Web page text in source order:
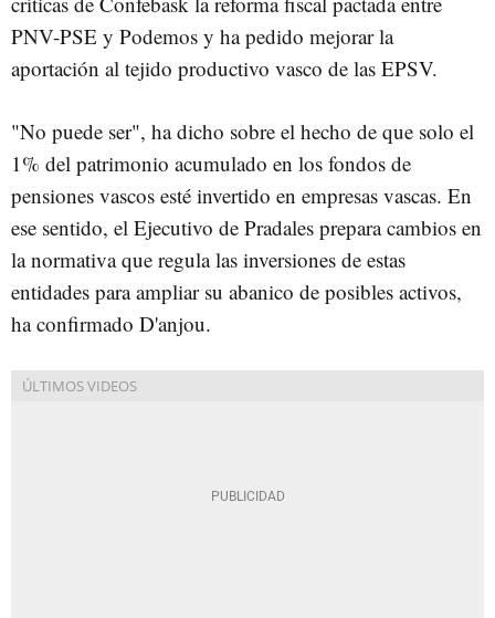
PNV-PSE y Podemos y ha pedido mejorar la
aportación al tejido productivo vasco de las EPSV.
"No puede ser", ha dicho sobre el hecho de que solo el
1% del patrimonio acumulado en los fondos de
pensiones vascos esté invertido en empresas vascas. En
ese sentido, el Ejecutivo de Pradales prepara cambios en
la normativa que regula las inversiones de estas
entidades para ampliar su abanico de posibles activos,
ha confirmado D'anjou.